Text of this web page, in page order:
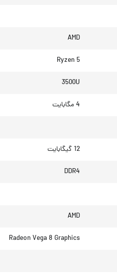
AMD
Ryzen 5
3500U
4 مگابایت
12 گیگابایت
DDR4
AMD
Radeon Vega 8 Graphics